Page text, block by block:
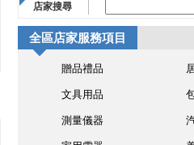
店家搜尋
全區店家服務項目
贈品禮品
文具用品
測量儀器